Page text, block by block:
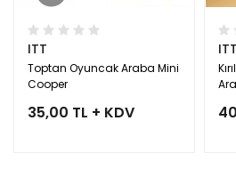
ITT
Toptan Oyuncak Araba Mini
Cooper
35,00 TL + KDV
ITT